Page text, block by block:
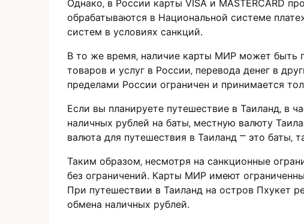
Однако‚ в России карты VISA и MASTERCARD
обрабатываются в Национальной системе
систем в условиях санкций.​
В то же время‚ наличие карты MИР может быть
товаров и услуг в России‚ перевода денег в
пределами России ограничен и принимается
Если вы планируете путешествие в Таиланд‚ в
наличных рублей на баты‚ местную валюту
валюта для путешествия в Таиланд ⎻ это
Таким образом‚ несмотpя на санкционные
без ограничений. Карты МИР имеют
При путешествии в Таиланд на остpов Пхукет
обмена наличных рублей.​